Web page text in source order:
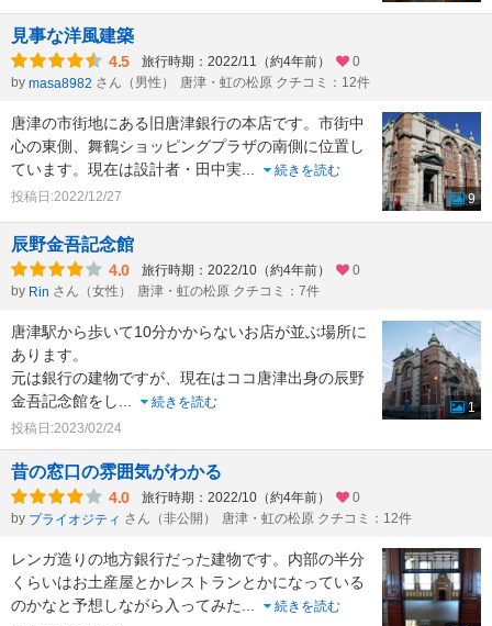
見事な洋風建築
4.5 旅行時期：2022/11（約4年前）
0
by masa8982 さん（男性） 唐津・虹の松原 クチコミ：12件
唐津の市街地にある旧唐津銀行の本店です。市街中
心の東側、舞鶴ショッピングプラザの南側に位置し
ています。現在は設計者・田中実
続きを読む
投稿日:2022/12/27
9
辰野金吾記念館
4.0 旅行時期：2022/10（約4年前）
0
by Rin さん（女性） 唐津・虹の松原 クチコミ：7件
唐津駅から歩いて10分かからないお店が並ぶ場所に
あります。
元は銀行の建物ですが、現在はココ唐津出身の辰野
金吾記念館をし
続きを読む
投稿日:2023/02/24
1
昔の窓口の雰囲気がわかる
4.0 旅行時期：2022/10（約4年前）
0
by プライオジティ さん（非公開） 唐津・虹の松原 クチコミ：12件
レンガ造りの地方銀行だった建物です。内部の半分
くらいはお土産屋とかレストランとかになっている
のかなと予想しながら入ってみた
続きを読む